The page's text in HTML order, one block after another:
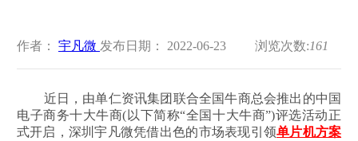
作者： 宇凡微 发布日期： 2022-06-23 浏览次数:161
近日，由单仁资讯集团联合全国牛商总会推出的中国
电子商务十大牛商(以下简称“全国十大牛商”)评选活动正
式开启，深圳宇凡微凭借出色的市场表现引领单片机方案